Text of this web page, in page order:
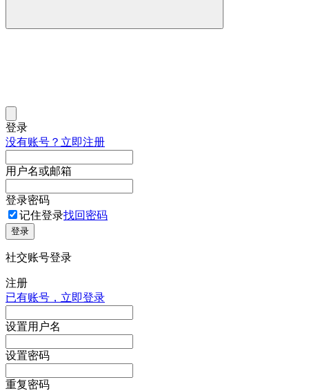
登录
没有账号？立即注册
用户名或邮箱
登录密码
记住登录找回密码
登录
社交账号登录
注册
已有账号，立即登录
设置用户名
设置密码
重复密码